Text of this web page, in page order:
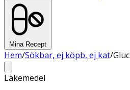
Mina Recept
Hem/Sökbar, ej köpb, ej kat/
Läkemedel